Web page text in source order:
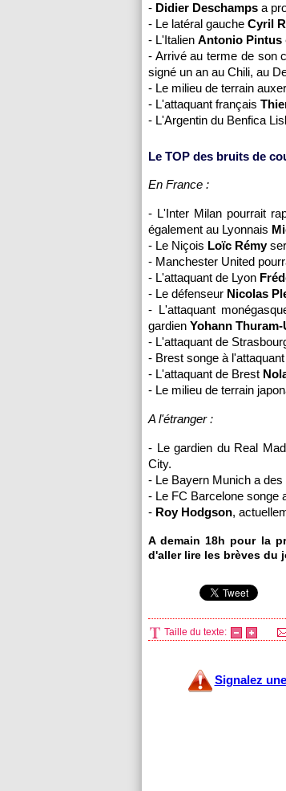
- Didier Deschamps a
- Le latéral gauche Cyril
- L'Italien Antonio Pintus
- Arrivé au terme de son
signé un an au Chili, au
- Le milieu de terrain
- L'attaquant français
- L'Argentin du Benfica
Le TOP des bruits de
En France :
- L'Inter Milan pourrait
également au Lyonnais
- Le Niçois Loïc Rémy
- Manchester United
- L'attaquant de Lyon
- Le défenseur Nicolas
- L'attaquant
gardien Yohann Thuram-
- L'attaquant de
- Brest songe à
- L'attaquant de Brest
- Le milieu de terrain
A l'étranger :
- Le gardien du Real
City.
- Le Bayern Munich a
- Le FC Barcelone songe
- Roy Hodgson,
A demain 18h pour la
d'aller lire les brèves du
Taille du texte:
Signalez